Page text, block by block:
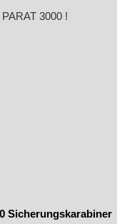
3000 !
Sicherungskarabiner